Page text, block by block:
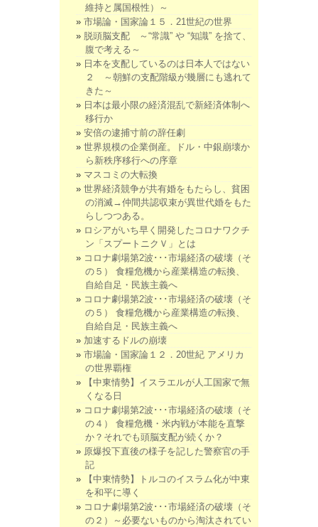
維持と属国根性）～
市場論・国家論１５．21世紀の世界
脱頭脳支配 ～“常識” や “知識” を捨て、
腹で考える～
日本を支配しているのは日本人ではない
２ ～朝鮮の支配階級が幾層にも逃れて
きた～
日本は最小限の経済混乱で新経済体制へ
移行か
安倍の逮捕寸前の辞任劇
世界規模の企業倒産。ドル・中銀崩壊か
ら新秩序移行への序章
マスコミの大転換
世界経済競争が共有婚をもたらし、貧困
の消滅→仲間共認収束が異世代婚をもた
らしつつある。
ロシアがいち早く開発したコロナワクチ
ン「スプートニクＶ」とは
コロナ劇場第2波･･･市場経済の破壊（そ
の５） 食糧危機から産業構造の転換、
自給自足・民族主義へ
コロナ劇場第2波･･･市場経済の破壊（そ
の５） 食糧危機から産業構造の転換、
自給自足・民族主義へ
加速するドルの崩壊
市場論・国家論１２．20世紀 アメリカ
の世界覇権
【中東情勢】イスラエルが人工国家で無
くなる日
コロナ劇場第2波･･･市場経済の破壊（そ
の４） 食糧危機・米内戦が本能を直撃
か？それでも頭脳支配が続くか？
原爆投下直後の様子を記した警察官の手
記
【中東情勢】トルコのイスラム化が中東
を和平に導く
コロナ劇場第2波･･･市場経済の破壊（そ
の２）～必要ないものから淘汰されてい